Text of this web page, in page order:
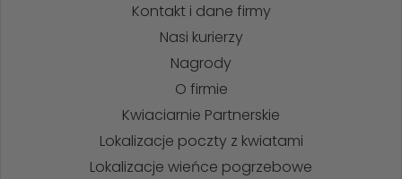
Kontakt i dane firmy
Nasi kurierzy
Nagrody
O firmie
Kwiaciarnie Partnerskie
Lokalizacje poczty z kwiatami
Lokalizacje wieńce pogrzebowe